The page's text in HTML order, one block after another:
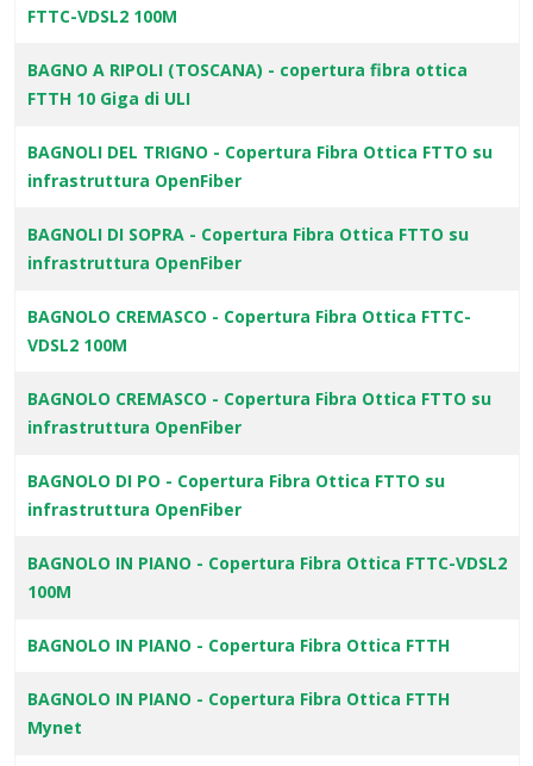
FTTC-VDSL2 100M
BAGNO A RIPOLI (TOSCANA) - copertura fibra ottica
FTTH 10 Giga di ULI
BAGNOLI DEL TRIGNO - Copertura Fibra Ottica FTTO su
infrastruttura OpenFiber
BAGNOLI DI SOPRA - Copertura Fibra Ottica FTTO su
infrastruttura OpenFiber
BAGNOLO CREMASCO - Copertura Fibra Ottica FTTC-
VDSL2 100M
BAGNOLO CREMASCO - Copertura Fibra Ottica FTTO su
infrastruttura OpenFiber
BAGNOLO DI PO - Copertura Fibra Ottica FTTO su
infrastruttura OpenFiber
BAGNOLO IN PIANO - Copertura Fibra Ottica FTTC-VDSL2
100M
BAGNOLO IN PIANO - Copertura Fibra Ottica FTTH
BAGNOLO IN PIANO - Copertura Fibra Ottica FTTH
Mynet